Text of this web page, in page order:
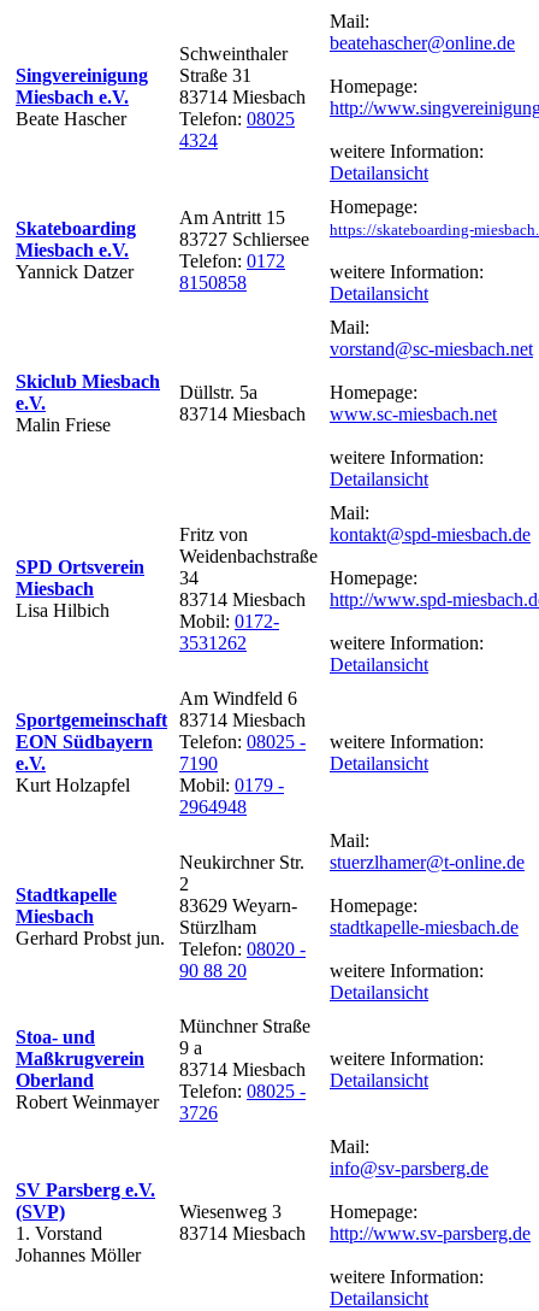
Singvereinigung
Miesbach e.V.
Beate Hascher
Schweinthaler
Straße 31
83714 Miesbach
Telefon: 08025
4324
Mail:
beatehascher@online.de
Homepage:
http://
weitere Information:
Detailansicht
Skateboarding
Miesbach e.V.
Yannick Datzer
Am Antritt 15
83727 Schliersee
Telefon: 0172
8150858
Homepage:
https://skateboarding-
weitere Information:
Detailansicht
Skiclub Miesbach
e.V.
Malin Friese
Düllstr. 5a
83714 Miesbach
Mail:
vorstand@sc-miesbach.net
Homepage:
www.sc-miesbach.net
weitere Information:
Detailansicht
SPD Ortsverein
Miesbach
Lisa Hilbich
Fritz von
Weidenbachstraße
34
83714 Miesbach
Mobil: 0172-
3531262
Mail:
kontakt@spd-miesbach.de
Homepage:
http://www.spd-
weitere Information:
Detailansicht
Sportgemeinschaft
EON Südbayern
e.V.
Kurt Holzapfel
Am Windfeld 6
83714 Miesbach
Telefon: 08025 -
7190
Mobil: 0179 -
2964948
weitere Information:
Detailansicht
Stadtkapelle
Miesbach
Gerhard Probst jun.
Neukirchner Str.
2
83629 Weyarn-
Stürzlham
Telefon: 08020 -
90 88 20
Mail:
stuerzlhamer@t-online.de
Homepage:
stadtkapelle-miesbach.de
weitere Information:
Detailansicht
Stoa- und
Maßkrugverein
Oberland
Robert Weinmayer
Münchner Straße
9 a
83714 Miesbach
Telefon: 08025 -
3726
weitere Information:
Detailansicht
SV Parsberg e.V.
(SVP)
1. Vorstand
Johannes Möller
Wiesenweg 3
83714 Miesbach
Mail:
info@sv-parsberg.de
Homepage:
http://www.sv-parsberg.de
weitere Information:
Detailansicht